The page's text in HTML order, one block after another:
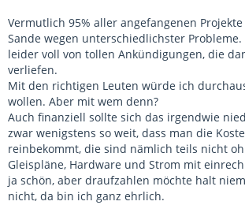
Vermutlich 95% aller angefangenen
Sande wegen unterschiedlichster Probleme.
leider voll von tollen Ankündigungen, die
verliefen.
Mit den richtigen Leuten würde ich
wollen. Aber mit wem denn?
Auch finanziell sollte sich das irgendwie
zwar wenigstens so weit, dass man die
reinbekommt, die sind nämlich teils nicht
Gleispläne, Hardware und Strom mit
ja schön, aber draufzahlen möchte halt
nicht, da bin ich ganz ehrlich.